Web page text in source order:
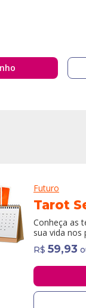
Futuro
Tarot
Conheça as
sua vida nos
R$ 59,93